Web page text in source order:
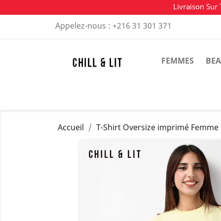
Livraison Sur
Appelez-nous : +216 31 301 371
FEMMES
Accueil T-Shirt Oversize imprimé Femme